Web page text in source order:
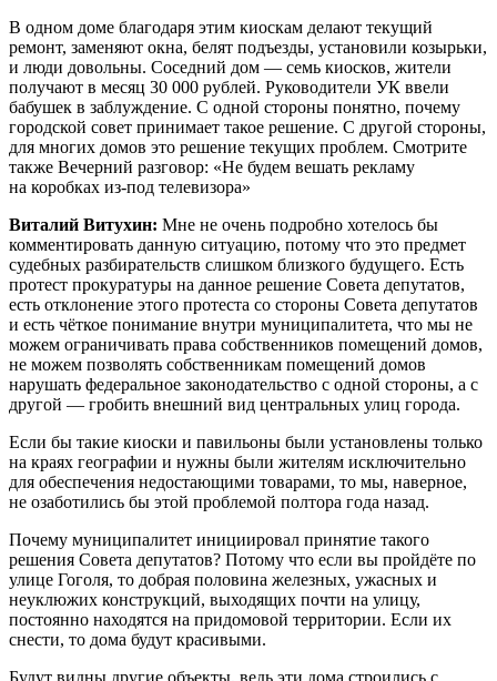
В одном доме благодаря этим киоскам делают текущий
ремонт, заменяют окна, белят подъезды, установили козырьки,
и люди довольны. Соседний дом — семь киосков, жители
получают в месяц 30 000 рублей. Руководители УК ввели
бабушек в заблуждение. С одной стороны понятно, почему
городской совет принимает такое решение. С другой стороны,
для многих домов это решение текущих проблем. Смотрите
также Вечерний разговор: «Не будем вешать рекламу
на коробках из-под телевизора»
Виталий Витухин: Мне не очень подробно хотелось бы
комментировать данную ситуацию, потому что это предмет
судебных разбирательств слишком близкого будущего. Есть
протест прокуратуры на данное решение Совета депутатов,
есть отклонение этого протеста со стороны Совета депутатов
и есть чёткое понимание внутри муниципалитета, что мы не
можем ограничивать права собственников помещений домов,
не можем позволять собственникам помещений домов
нарушать федеральное законодательство с одной стороны, а с
другой — гробить внешний вид центральных улиц города.
Если бы такие киоски и павильоны были установлены только
на краях географии и нужны были жителям исключительно
для обеспечения недостающими товарами, то мы, наверное,
не озаботились бы этой проблемой полтора года назад.
Почему муниципалитет инициировал принятие такого
решения Совета депутатов? Потому что если вы пройдёте по
улице Гоголя, то добрая половина железных, ужасных и
неуклюжих конструкций, выходящих почти на улицу,
постоянно находятся на придомовой территории. Если их
снести, то дома будут красивыми.
Будут видны другие объекты, ведь эти дома строились с